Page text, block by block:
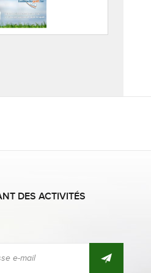
DES ACTIVITÉS